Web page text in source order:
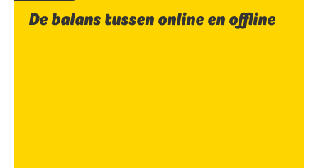
De balans tussen online en offline